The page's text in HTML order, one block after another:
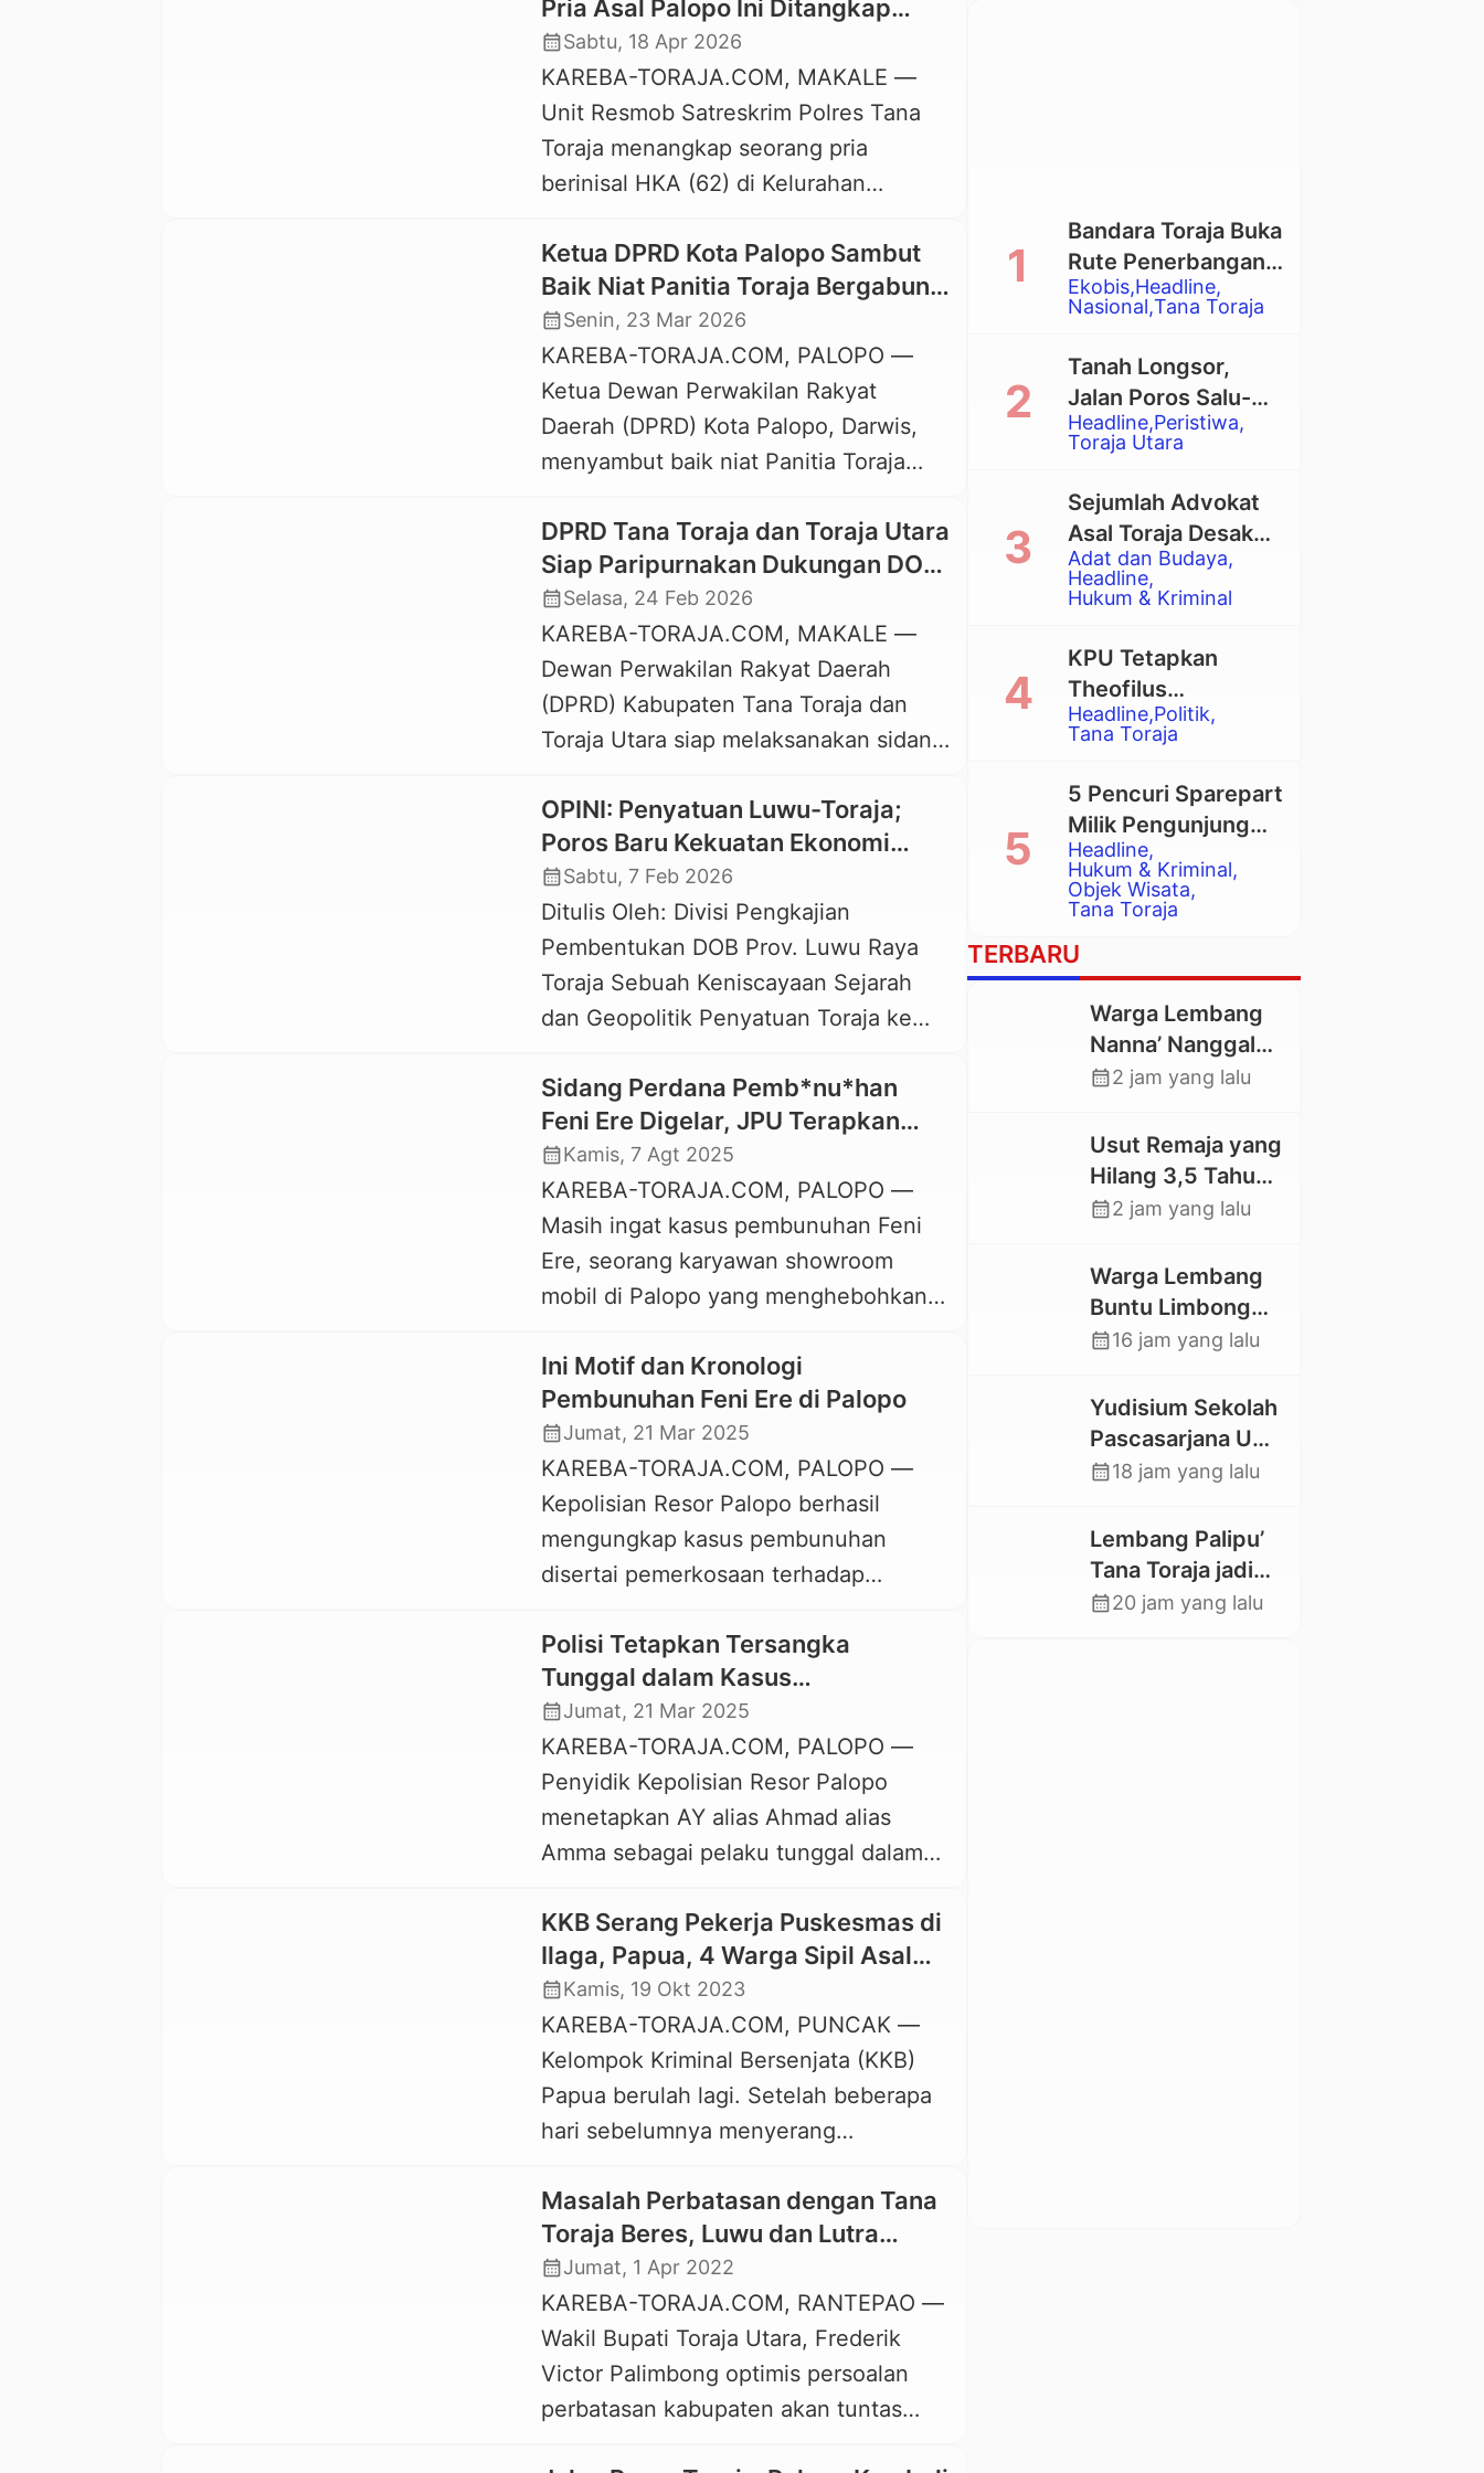
Pria Asal Palopo Ini Ditangkap
Polisi
calendar_monthSabtu, 18 Apr 2026
KAREBA-TORAJA.COM, MAKALE —
Unit Resmob Satreskrim Polres Tana
Toraja menangkap seorang pria
berinisal HKA (62) di Kelurahan
2026. Pria asal Kota Palopo itu
ditangkap karena diduga kuat telah
melakukan tindak pidana pencurian
pada empat lokasi berbeda di Makale,
Kabupaten Tana Toraja. Kapolres Tana
Toraja, AKBP Budi Hermawan yang
dikonfirmasi Sabtu, […]
Ketua DPRD Kota Palopo Sambut
Baik Niat Panitia Toraja Bergabung
untuk DOB Luwu Raya-Toraja
calendar_monthSenin, 23 Mar 2026
KAREBA-TORAJA.COM, PALOPO —
Ketua Dewan Perwakilan Rakyat
Daerah (DPRD) Kota Palopo, Darwis,
menyambut baik niat Panitia Toraja
mewujudkan Daerah Otonomi Baru
(DOB) Provinsi Luwu Raya-Toraja.
“Secara pribadi, saya sangat
mengapresiasi pernyataan sikap dari
panitia Toraja yang menyatakan
dukungan dan siap bergabung dengan
DOB Luwu Raya,” ujar Darwin, saat
melalui pesan […]
DPRD Tana Toraja dan Toraja Utara
Siap Paripurnakan Dukungan DOB
Provinsi Luwu Raya-Toraja
calendar_monthSelasa, 24 Feb 2026
KAREBA-TORAJA.COM, MAKALE —
Dewan Perwakilan Rakyat Daerah
(DPRD) Kabupaten Tana Toraja dan
Toraja Utara siap melaksanakan sidang
politik terhadap perjuangan
pembentukan Daerah Otonomi Baru
(DOB) Provinsi Luwu Raya-Toraja.
Meski begitu, kedua Lembaga wakil
rakyat itu akan melakukan komunikasi
politik dengan pemerintah daerah,
dalam hal ini, Bupati Tana Toraja dan
OPINI: Penyatuan Luwu-Toraja;
Poros Baru Kekuatan Ekonomi
Sulawesi
calendar_monthSabtu, 7 Feb 2026
Ditulis Oleh: Divisi Pengkajian
Pembentukan DOB Prov. Luwu Raya
Toraja Sebuah Keniscayaan Sejarah
dan Geopolitik Penyatuan Toraja ke
pembentukan Provinsi Luwu Raya
bukan sekadar urusan administratif
untuk menambah luas wilayah,
melainkan sebuah strategi besar untuk
menyatukan sebuah kekuatan baru di
wilayah sulawesi “Otot Ekonomi” Luwu
dengan “Wajah Internasional” Toraja.
Sidang Perdana Pemb*nu*han
Feni Ere Digelar, JPU Terapkan
Pasal Pemb*n*han Berencana
calendar_monthKamis, 7 Agt 2025
KAREBA-TORAJA.COM, PALOPO —
Masih ingat kasus pembunuhan Feni
Ere, seorang karyawan showroom
mobil di Palopo yang menghebohkan
mulai disidangkan di Pengadilan
Negeri Palopo. Helka Rerung, hakim
anggota dalam perkara ini,
membenarkan bahwa siding dengan
agenda pembacaan dakwaan oleh
Jaksa Penuntut Umum (JPU)
berlangsung di PN Palopo, Kamis, 7
Ini Motif dan Kronologi
Pembunuhan Feni Ere di Palopo
calendar_monthJumat, 21 Mar 2025
KAREBA-TORAJA.COM, PALOPO —
Kepolisian Resor Palopo berhasil
mengungkap kasus pembunuhan
disertai pemerkosaan terhadap
Sanggar Laut Palopo yang
menghebohkan dan menarik perhatian
masyarakat beberapa waktu
belakangan ini. Polisi telah menangkap
AY alias Ahmad alias Amma, warga
Jalan Nanakan, Kelurahan
Ammasangan, Kecamatan Wara, Kota
bekerja sebagai tukang […]
Polisi Tetapkan Tersangka
Tunggal dalam Kasus
Pembunuhan Feni Ere di Palopo
calendar_monthJumat, 21 Mar 2025
KAREBA-TORAJA.COM, PALOPO —
Penyidik Kepolisian Resor Palopo
menetapkan AY alias Ahmad alias
Amma sebagai pelaku tunggal dalam
terhadap Feni Ere, karyawan Honda
Sanggar Laut Palopo. Hal itu
ditegaskan Kapolres Palopo, AKBP
Safi’i Nafsikin, dalam konferensi pers
yang digelar di Mapolres Palopo,
Jumat, 21 Maret 2025 pagi.
“Pelakunya tunggal. Kasus ini
KKB Serang Pekerja Puskesmas di
Ilaga, Papua, 4 Warga Sipil Asal
Toraja Jadi Korban
calendar_monthKamis, 19 Okt 2023
KAREBA-TORAJA.COM, PUNCAK —
Kelompok Kriminal Bersenjata (KKB)
Papua berulah lagi. Setelah beberapa
hari sebelumnya menyerang
Oktober 2023 siang mereka
menyerang para pekerja proyek
Puskesmas Kepala Air, Distrik Ilaga,
Kabupaten Puncak, Provinsi Papua
Tengah. Akibat serangan brutal
tersebut, 4 pekerja asal Toraja menjadi
korban. Satu korban meninggal dunia
Masalah Perbatasan dengan Tana
Toraja Beres, Luwu dan Lutra
Menyusul, Kota Palopo Masih Alot
calendar_monthJumat, 1 Apr 2022
KAREBA-TORAJA.COM, RANTEPAO —
Wakil Bupati Toraja Utara, Frederik
Victor Palimbong optimis persoalan
perbatasan kabupaten akan tuntas
Ekobis Headline
Nasional Tana Toraja
Bandara Toraja Buka
Rute Penerbangan
Langsung Toraja-
Balikpapan
Headline Peristiwa
Toraja Utara
Tanah Longsor,
Jalan Poros Salu-
Dende’ Tertutup
Total
Adat dan Budaya
Headline
Hukum & Kriminal
Sejumlah Advokat
Asal Toraja Desak
Mahkamah Agung
Larang Penggunaan
Eksekusi Rumah
Adat Tongkonan
Headline Politik
Tana Toraja
KPU Tetapkan
Theofilus
Allorerung dan
Zadrak Tombe
sebagai Bupati dan
Wakil Bupati Tana
Toraja Terpilih
Headline
Hukum & Kriminal
Objek Wisata
Tana Toraja
5 Pencuri Sparepart
Milik Pengunjung
Objek Wisata
Pango-Pango
Ditangkap Polisi
TERBARU
Warga Lembang
Nanna’ Nanggala,
Swadaya Cor
Jembatan
calendar_month2 jam yang lalu
Usut Remaja yang
Hilang 3,5 Tahun
Lalu, Polres Toraja
Datangi TKP
calendar_month2 jam yang lalu
Warga Lembang
Buntu Limbong
Gandasil,
Jalan Sepanjang
500 Meter
calendar_month16 jam yang lalu
Yudisium Sekolah
Pascasarjana UKI
Toraja Lahirkan 58
calendar_month18 jam yang lalu
Lembang Palipu’
Tana Toraja jadi
Percontohan
calendar_month20 jam yang lalu